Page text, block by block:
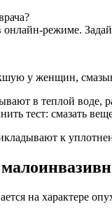
режиме.
у женщин,
в теплой
тест: смазать
к
на характере